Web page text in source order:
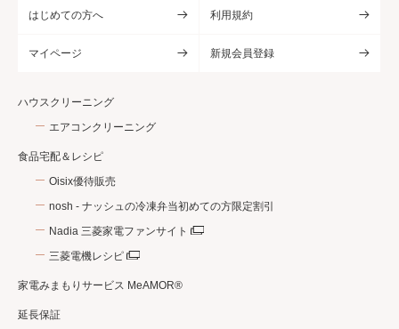
はじめての方へ 利用規約
マイページ 新規会員登録
ハウスクリーニング
エアコンクリーニング
食品宅配＆レシピ
Oisix優待販売
nosh - ナッシュの冷凍弁当初めての方限定割引
Nadia 三菱家電ファンサイト
三菱電機レシピ
家電みまもりサービス MeAMOR®
延長保証